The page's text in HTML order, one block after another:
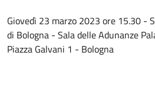
Giovedì 23 marzo 2023 ore 15.30 -
di Bologna - Sala delle Adunanze
Piazza Galvani 1 - Bologna